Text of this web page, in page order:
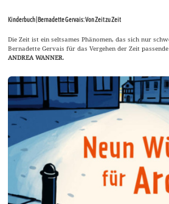
Kinderbuch | Bernadette Gervais: Von Zeit zu Zeit
Die Zeit ist ein seltsames Phänomen, das sich nur
Bernadette Gervais für das Vergehen der Zeit
ANDREA WANNER.